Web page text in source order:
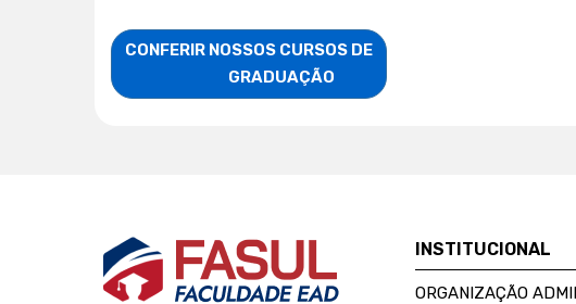
CONFERIR NOSSOS CURSOS DE
                    GRADUAÇÃO
INSTITUCIONAL
ORGANIZAÇÃO